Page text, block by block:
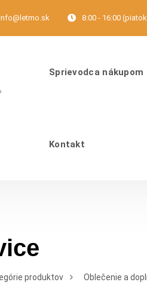
8:00 - 16:00
Sprievodca nákupom
Kontakt
produktov Oblečenie a